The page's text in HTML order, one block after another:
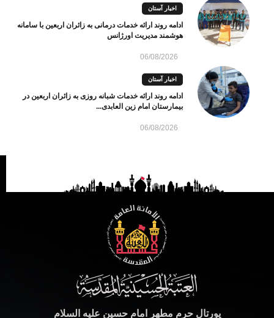
اخبار آستان
ادامه روند ارائه خدمات درمانی به زائران اربعین با سامانه
هوشمند مدیریت اورژانس
06/08/2026
اخبار آستان
ادامه روند ارائه خدمات شبانه روزی به زائران اربعین در
بیمارستان امام زین العابدی...
06/08/2026
پورتال حرم مطهر امام حسین علیه السلام